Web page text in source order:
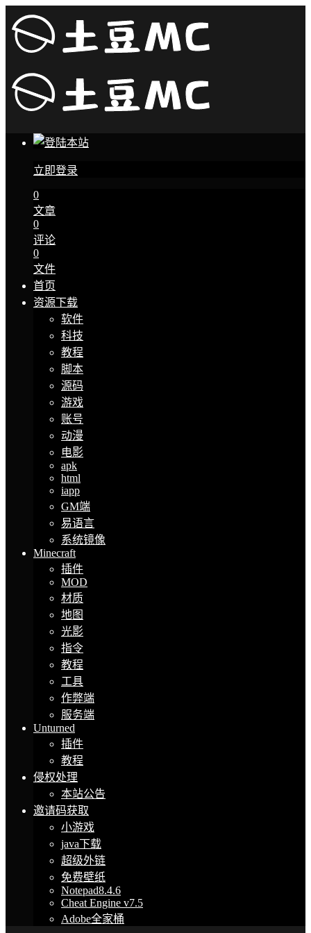
立即登录
0
文章
0
评论
0
文件
首页
资源下载
软件
科技
教程
脚本
源码
游戏
账号
动漫
电影
apk
html
iapp
GM端
易语言
系统镜像
Minecraft
插件
MOD
材质
地图
光影
指令
教程
工具
作弊端
服务端
Unturned
插件
教程
侵权处理
本站公告
邀请码获取
小游戏
java下载
超级外链
免费壁纸
Notepad8.4.6
Cheat Engine v7.5
Adobe全家桶